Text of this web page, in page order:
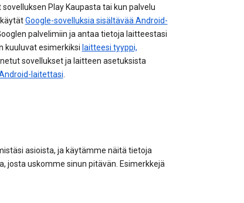
Play Kaupasta tai kun palvelu
Google-sovelluksia sisältävää Android-
palvelimiin ja antaa tietoja laitteestasi
kuuluvat esimerkiksi laitteesi tyyppi,
sovellukset ja laitteen asetuksista
laitettasi.
asioista, ja käytämme näitä tietoja
josta uskomme sinun pitävän. Esimerkkejä